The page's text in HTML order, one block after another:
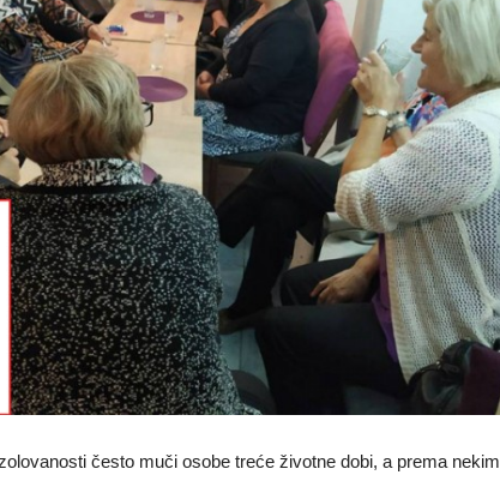
često muči osobe treće životne dobi, a prema nekim